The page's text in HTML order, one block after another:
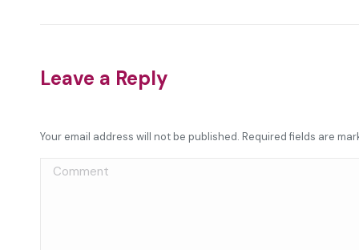
Leave a Reply
Your email address will not be published. Required fields are
Comment